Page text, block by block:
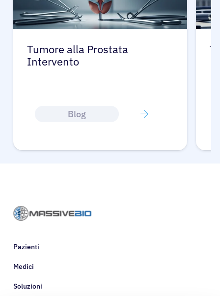
Tumore alla Prostata
Intervento
Blog
Pazienti
Medici
Soluzioni